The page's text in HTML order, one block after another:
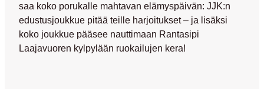
saa koko porukalle mahtavan elämyspäivän: JJK:n
edustusjoukkue pitää teille harjoitukset – ja lisäksi
koko joukkue pääsee nauttimaan Rantasipi
Laajavuoren kylpylään ruokailujen kera!